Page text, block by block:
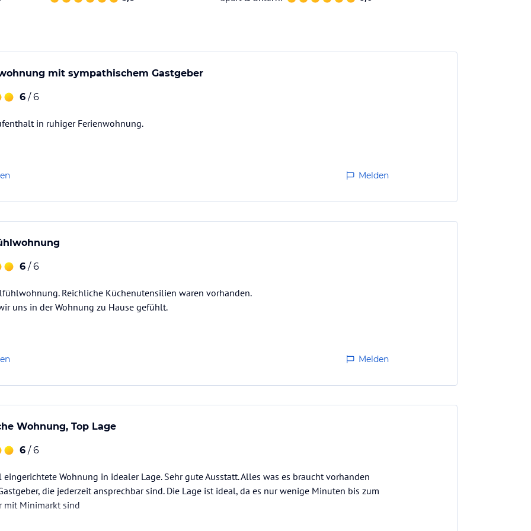
Alle Kosmetikartikel und
getrennt.
energieeffizient und nachhaltig, hat ein
ist modern und doch zeitlos eingerichtet.
Sie einen unvergesslichen Urlaub im
85,- EUR; Kaution; Kurtaxe € 1.50
entfernt liegt unser nächstgelegener
am Chiemsee.
hinten versetzt mit der Hausnummer 2a.
mit sympathischem Gastgeber
6 / 6
in ruhiger Ferienwohnung.
Melden
6 / 6
Reichliche Küchenutensilien waren vorhanden.
uns in der Wohnung zu Hause gefühlt.
Melden
Wohnung, Top Lage
6 / 6
Wohnung in idealer Lage. Sehr gute Ausstatt. Alles was es braucht vorhanden
die jederzeit ansprechbar sind. Die Lage ist ideal, da es nur wenige Minuten bis zum
mit Minimarkt sind